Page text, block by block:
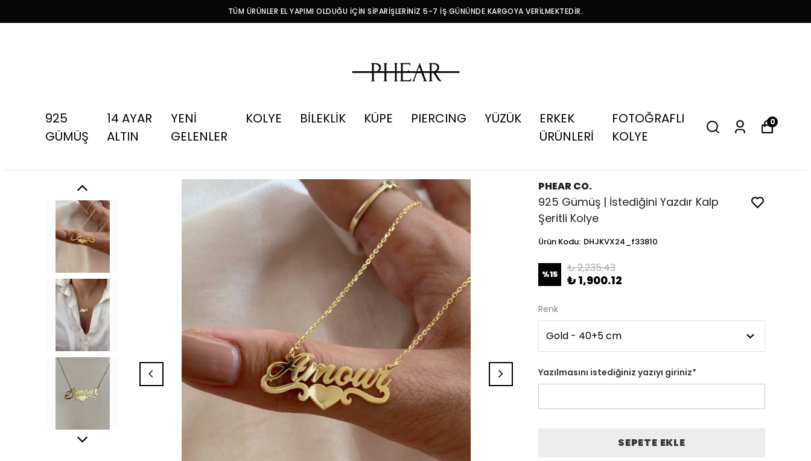
TÜM ÜRÜNLER EL YAPIMI OLDUĞU İÇİN SİPARİŞLERİNİZ 5-7 İŞ GÜNÜNDE KARGOYA VERİLMEKTEDİR.
925
GÜMÜŞ
14 AYAR
ALTIN
YENİ
GELENLER
KOLYE BİLEKLİK KÜPE PIERCING YÜZÜK
ERKEK
ÜRÜNLERİ
FOTOĞRAFLI
KOLYE
0
PHEAR CO.
925 Gümüş | İstediğini Yazdır Kalp
Şeritli Kolye
Ürün Kodu: DHJKVX24_f33810
%15 ₺ 2,235.43
₺ 1,900.12
Renk
Yazılmasını istediğiniz yazıyı giriniz*
SEPETE EKLE